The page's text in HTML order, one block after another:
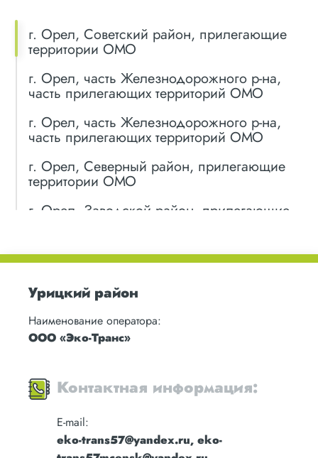
г. Орел, Советский район, прилегающие
территории ОМО
г. Орел, часть Железнодорожного р-на,
часть прилегающих территорий ОМО
г. Орел, часть Железнодорожного р-на,
часть прилегающих территорий ОМО
г. Орел, Северный район, прилегающие
территории ОМО
г. Орел, Заводской район, прилегающие
г. Мценск
г. Ливны
Болховский район
Верховский район
Дмитровский район
Должанский район
Урицкий район
Наименование оператора:
ООО «Эко-Транс»
Контактная информация:
E-mail:
eko-trans57@yandex.ru, eko-